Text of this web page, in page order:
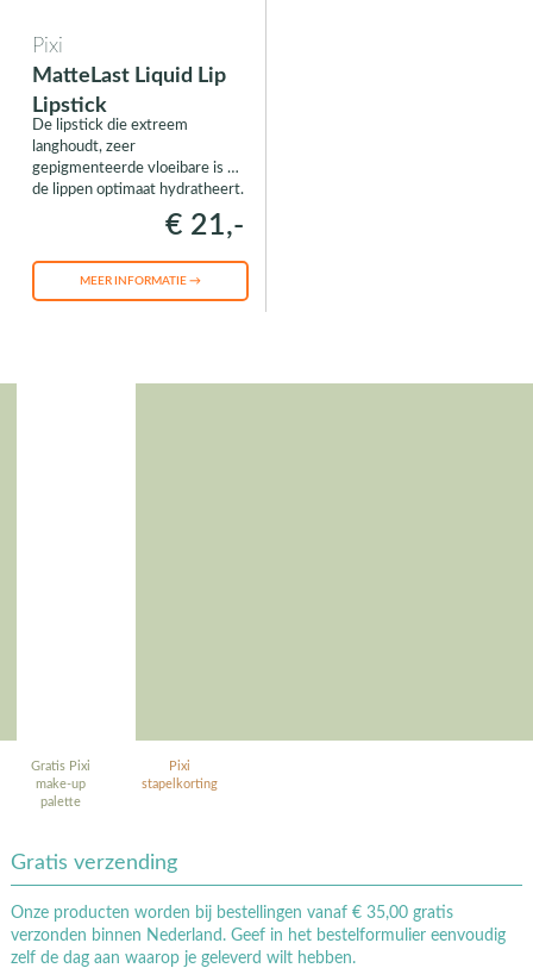
Pixi
MatteLast Liquid Lip
Lipstick
De lipstick die extreem
langhoudt, zeer
gepigmenteerde vloeibare is en
de lippen optimaat hydratheert.
€ 21,-
MEER INFORMATIE →
Gratis Pixi
make-up
palette
Pixi
stapelkorting
Gratis verzending
Onze producten worden bij bestellingen vanaf € 35,00 gratis
verzonden binnen Nederland. Geef in het bestelformulier eenvoudig
zelf de dag aan waarop je geleverd wilt hebben.